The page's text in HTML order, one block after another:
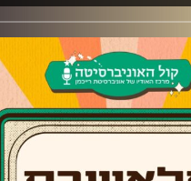
מהסדרות, הסרטים ואפילו
בשילוב סיפורים וחוויות
כוכב "החבר'ה הטובים" ו"משחק
לעתיד, איך התחילה
עוד פסטיגל ולמה רצו ליצור